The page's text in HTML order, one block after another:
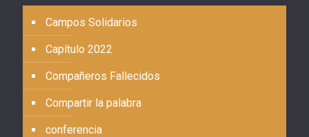
Campos Solidarios
Capítulo 2022
Compañeros Fallecidos
Compartir la palabra
conferencia